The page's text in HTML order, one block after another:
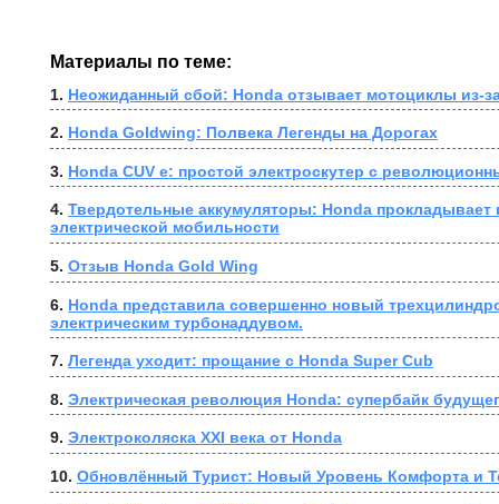
Материалы по теме:
1. Неожиданный сбой: Honda отзывает мотоциклы из-
2. Honda Goldwing: Полвека Легенды на Дорогах
3. Honda CUV e: простой электроскутер с
4. Твердотельные аккумуляторы: Honda прокладывает
электрической мобильности
5. Отзыв Honda Gold Wing
6. Honda представила совершенно новый
электрическим турбонаддувом.
7. Легенда уходит: прощание с Honda Super Cub
8. Электрическая революция Honda: супербайк
9. Электроколяска XXI века от Honda
10. Обновлённый Турист: Новый Уровень Комфорта и